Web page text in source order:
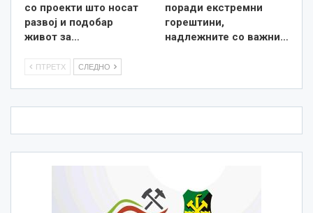
со проекти што носат
развој и подобар
живот за…
поради екстремни
горештини,
надлежните со важни…
ПТРЕТХ СЛЕДНО